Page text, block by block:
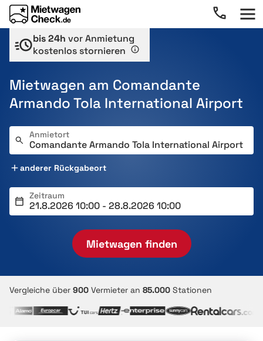
bis 24h vor Anmietung
kostenlos stornieren
Mietwagen am Comandante
Armando Tola International Airport
Anmietort
anderer Rückgabeort
Zeitraum
Mietwagen finden
Vergleiche über 900 Vermieter an 85.000 Stationen